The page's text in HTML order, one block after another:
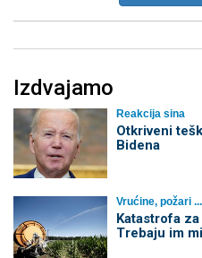
Izdvajamo
Reakcija sina
Otkriveni
Bidena
Vrućine, požari ...
Katastrofa
Trebaju im